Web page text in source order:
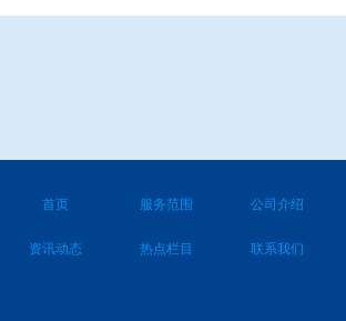
首页 服务范围 公司介绍
资讯动态 热点栏目 联系我们